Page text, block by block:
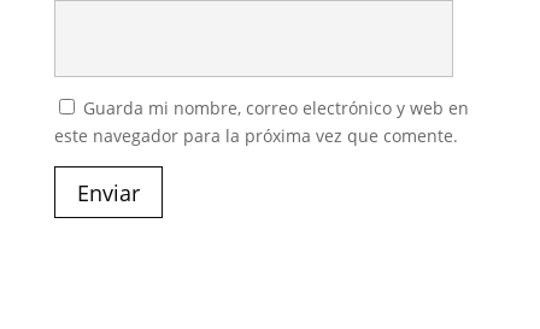
Guarda mi nombre, correo electrónico y web en
este navegador para la próxima vez que comente.
Enviar